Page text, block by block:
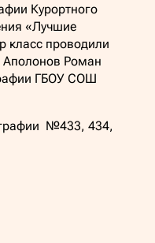
Курортного
«Лучшие
класс проводили
Аполонов Роман
ГБОУ СОШ
№433, 434,